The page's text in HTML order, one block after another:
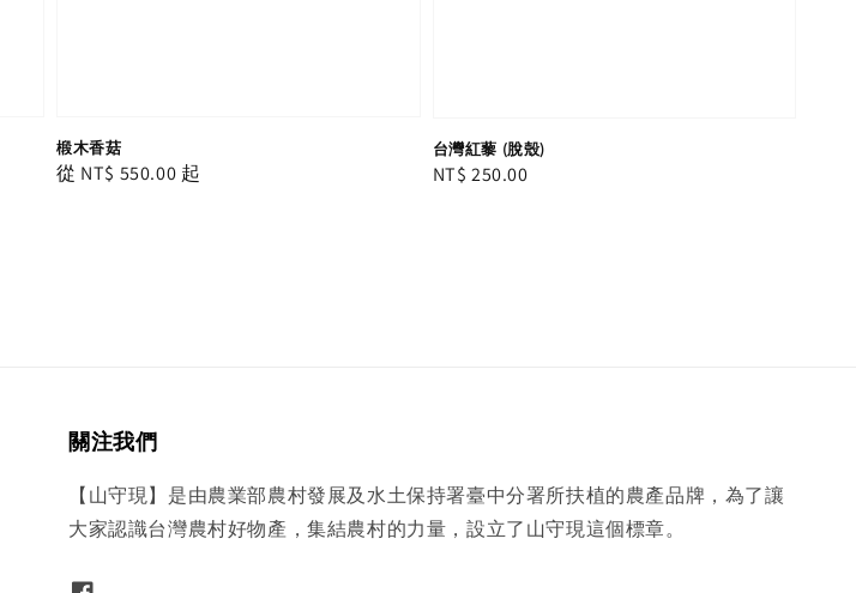
椴木香菇
Regular
從 NT$ 550.00 起
台灣紅藜 (脫殼)
Regular
NT$ 250.00
關注我們
【山守現】是由農業部農村發展及水土保持署臺中分署所扶植的農產品牌，為了讓
大家認識台灣農村好物產，集結農村的力量，設立了山守現這個標章。